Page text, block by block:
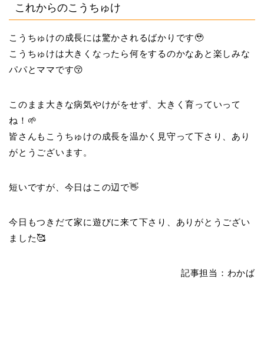
これからのこうちゅけ
こうちゅけの成長には驚かされるばかりです🥹
こうちゅけは大きくなったら何をするのかなあと楽しみな
パパとママです😚
このまま大きな病気やけがをせず、大きく育っていって
ね！🌱
皆さんもこうちゅけの成長を温かく見守って下さり、あり
がとうございます。
短いですが、今日はこの辺で👋
今日もつきだて家に遊びに来て下さり、ありがとうござい
ました🥰
記事担当：わかば